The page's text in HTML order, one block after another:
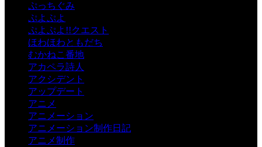
ぷっちぐみ
ぷよぷよ
ぷよぷよ!!クエスト
ほわほわともだち
むかねこ番地
アカペラ詩人
アクシデント
アップデート
アニメ
アニメーション
アニメーション制作日記
アニメ制作